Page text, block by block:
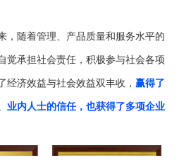
，随着管理、产品质量和服务水平的
觉承担社会责任，积极参与社会各项
经济效益与社会效益双丰收， 赢得了
业内人士的信任，也获得了多项企业